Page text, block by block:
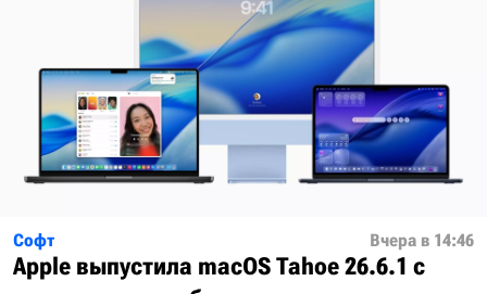
Софт Вчера в 14:46
Apple выпустила macOS Tahoe 26.6.1 с